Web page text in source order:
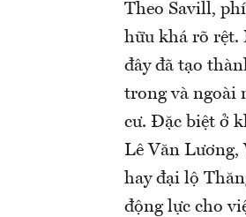
Theo Savill,
hữu khá rõ rệt.
đây đã tạo
trong và ngoài
cư. Đặc biệt ở
Lê Văn Lương,
hay đại lộ
động lực cho